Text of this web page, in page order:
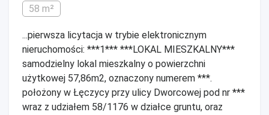
58 m²
...pierwsza licytacja w trybie elektronicznym
nieruchomości: ***1*** ***LOKAL MIESZKALNY***
samodzielny lokal mieszkalny o powierzchni
użytkowej 57,86m2, oznaczony numerem ***.
położony w Łęczycy przy ulicy Dworcowej pod nr ***
wraz z udziałem 58/1176 w działce gruntu, oraz